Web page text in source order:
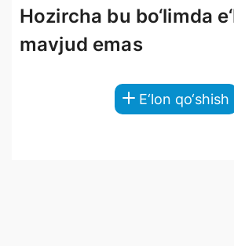
Hozircha bu bo‘limda
mavjud emas
E‘lon qo‘shish